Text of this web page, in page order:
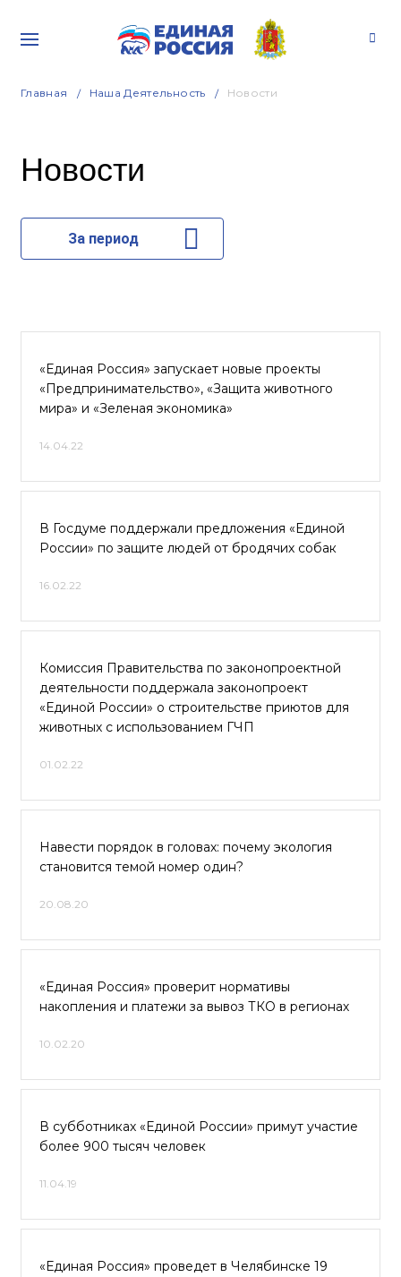
Главная Наша Деятельность Новости
Новости
За период
«Единая Россия» запускает новые проекты
«Предпринимательство», «Защита животного
мира» и «Зеленая экономика»
14.04.22
В Госдуме поддержали предложения «Единой
России» по защите людей от бродячих собак
16.02.22
Комиссия Правительства по законопроектной
деятельности поддержала законопроект
«Единой России» о строительстве приютов для
животных с использованием ГЧП
01.02.22
Навести порядок в головах: почему экология
становится темой номер один?
20.08.20
«Единая Россия» проверит нормативы
накопления и платежи за вывоз ТКО в регионах
10.02.20
В субботниках «Единой России» примут участие
более 900 тысяч человек
11.04.19
«Единая Россия» проведет в Челябинске 19